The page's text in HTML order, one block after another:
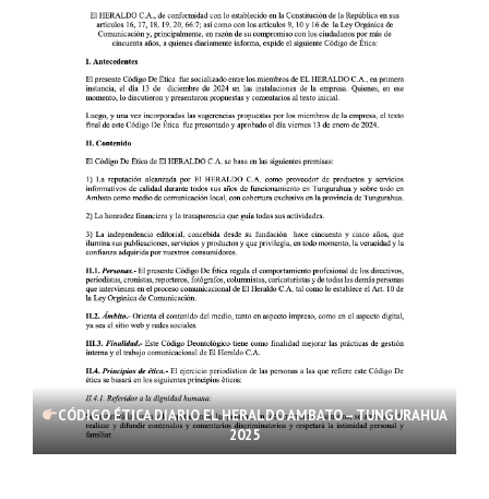
CÓDIGO ÉTICA DIARIO EL HERALDO AMBATO – TUNGURAHUA
2025